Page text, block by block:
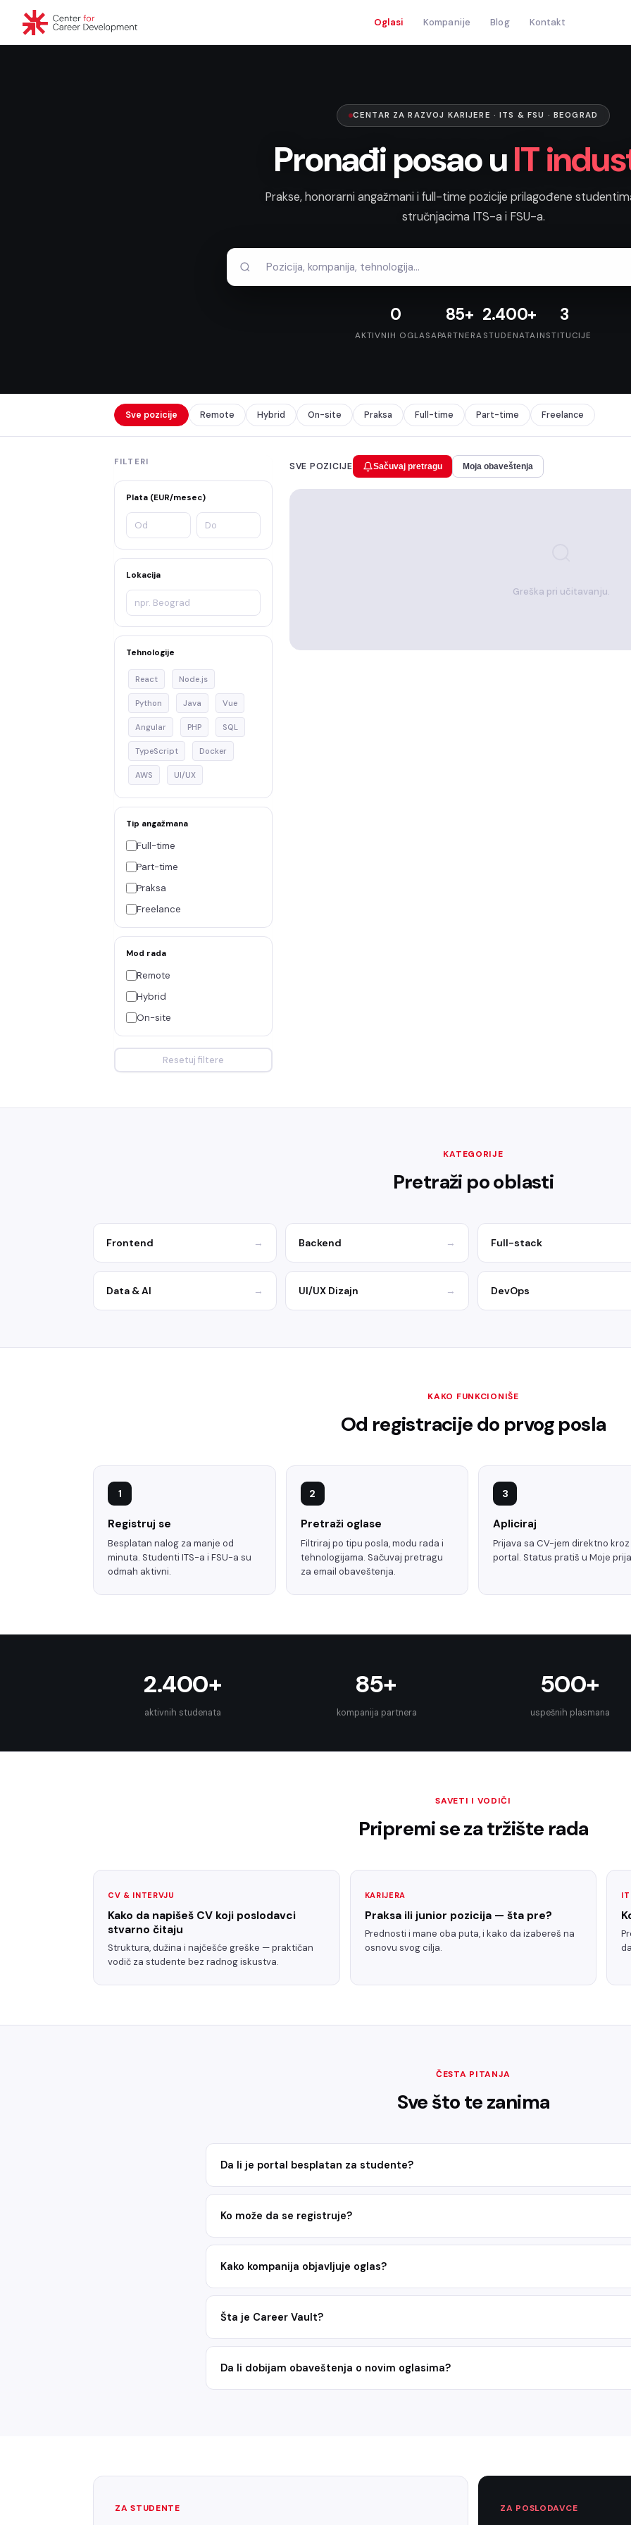
Oglasi Kompanije Blog Kontakt
CENTAR ZA RAZVOJ KARIJERE · ITS & FSU · BEOGRAD
Pronađi posao uIT
Prakse, honorarni angažmani i full-time pozicije prilagođene
stručnjacima ITS-a i FSU-a.
0
AKTIVNIH OGLASA
85+
PARTNERA
2.400+
STUDENATA
3
INSTITUCIJE
Sve pozicije Remote Hybrid On-site Praksa Full-time Part-time Freelance
FILTERI
Plata (EUR/mesec)
Lokacija
Tehnologije
React Node.js
Python Java Vue
Angular PHP SQL
TypeScript Docker
AWS UI/UX
Tip angažmana
Full-time
Part-time
Praksa
Freelance
Mod rada
Remote
Hybrid
On-site
Resetuj filtere
SVE POZICIJE Sačuvaj pretragu Moja obaveštenja
Greška pri učitavanju.
KATEGORIJE
Pretraži po oblasti
Frontend → Backend → Full-stack
Data & AI → UI/UX Dizajn → DevOps
KAKO FUNKCIONIŠE
Od registracije do prvog posla
1
Registruj se
Besplatan nalog za manje od
minuta. Studenti ITS-a i FSU-a su
odmah aktivni.
2
Pretraži oglase
Filtriraj po tipu posla, modu rada i
tehnologijama. Sačuvaj pretragu
za email obaveštenja.
3
Apliciraj
Prijava sa CV-jem direktno kroz
portal. Status pratiš u Moje
2.400+
aktivnih studenata
85+
kompanija partnera
500+
uspešnih plasmana
SAVETI I VODIČI
Pripremi se za tržište rada
CV & INTERVJU
Kako da napišeš CV koji poslodavci
stvarno čitaju
Struktura, dužina i najčešće greške — praktičan
vodič za studente bez radnog iskustva.
KARIJERA
Praksa ili junior pozicija — šta pre?
Prednosti i mane oba puta, i kako da izabereš na
osnovu svog cilja.
IT
ČESTA PITANJA
Sve što te zanima
Da li je portal besplatan za studente?
Ko može da se registruje?
Kako kompanija objavljuje oglas?
Šta je Career Vault?
Da li dobijam obaveštenja o novim oglasima?
ZA STUDENTE ZA POSLODAVCE